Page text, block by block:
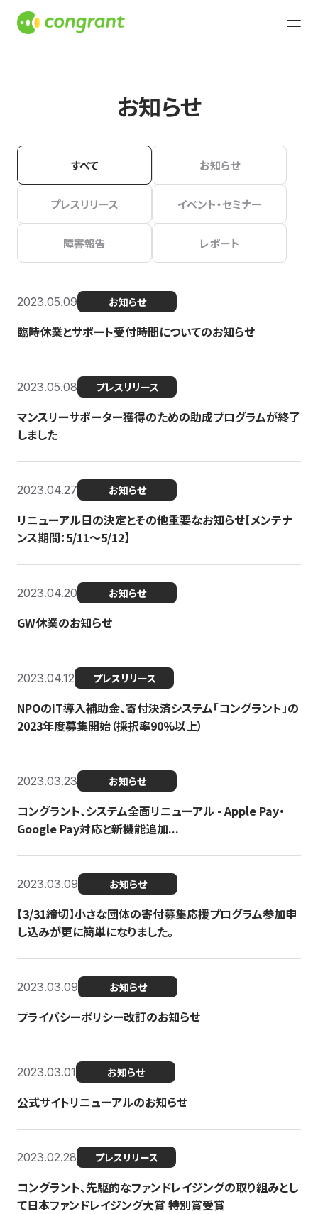
お知らせ
すべて お知らせ
プレスリリース イベント・セミナー
障害報告 レポート
2023.05.09 お知らせ
臨時休業とサポート受付時間についてのお知らせ
2023.05.08 プレスリリース
マンスリーサポーター獲得のための助成プログラムが終了
しました
2023.04.27 お知らせ
リニューアル日の決定とその他重要なお知らせ【メンテナ
ンス期間：5/11～5/12】
2023.04.20 お知らせ
GW休業のお知らせ
2023.04.12 プレスリリース
NPOのIT導入補助金、寄付決済システム「コングラント」の
2023年度募集開始（採択率90%以上）
2023.03.23 お知らせ
コングラント、システム全面リニューアル - Apple Pay・
Google Pay対応と新機能追加...
2023.03.09 お知らせ
【3/31締切】小さな団体の寄付募集応援プログラム参加申
し込みが更に簡単になりました。
2023.03.09 お知らせ
プライバシーポリシー改訂のお知らせ
2023.03.01 お知らせ
公式サイトリニューアルのお知らせ
2023.02.28 プレスリリース
コングラント、先駆的なファンドレイジングの取り組みとし
て日本ファンドレイジング大賞 特別賞受賞